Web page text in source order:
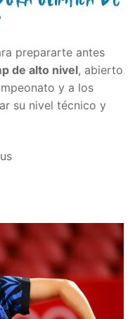
prepararte antes
de alto nivel, abierto
y a los
su nivel técnico y